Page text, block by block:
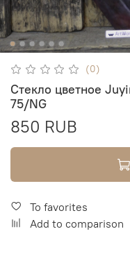
(0)
Стекло цветное
75/NG
850 RUB
To favorites
Add to comparison